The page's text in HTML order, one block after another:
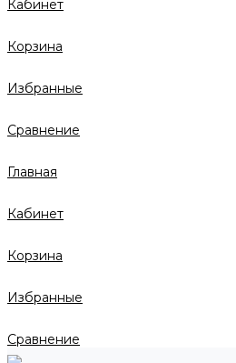
Кабинет
Корзина
Избранные
Сравнение
Главная
Кабинет
Корзина
Избранные
Сравнение